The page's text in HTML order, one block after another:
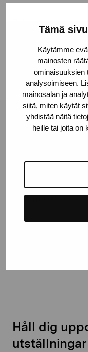
Tämä
Käytämme
mainosten
ominaisuuksien
analysoimiseen.
mainosalan ja
siitä, miten käytät
yhdistää näitä
heille tai joita on
Linkedin
Stiftelsen
Gustav Wasas gata
Håll dig